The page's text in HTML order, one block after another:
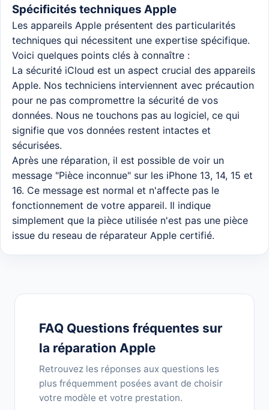
Spécificités techniques Apple
Les appareils Apple présentent des particularités
techniques qui nécessitent une expertise spécifique.
Voici quelques points clés à connaître :
La sécurité iCloud est un aspect crucial des appareils
Apple. Nos techniciens interviennent avec précaution
pour ne pas compromettre la sécurité de vos
données. Nous ne touchons pas au logiciel, ce qui
signifie que vos données restent intactes et
sécurisées.
Après une réparation, il est possible de voir un
message "Pièce inconnue" sur les iPhone 13, 14, 15 et
16. Ce message est normal et n'affecte pas le
fonctionnement de votre appareil. Il indique
simplement que la pièce utilisée n'est pas une pièce
issue du reseau de réparateur Apple certifié.
FAQ Questions fréquentes sur
la réparation Apple
Retrouvez les réponses aux questions les
plus fréquemment posées avant de choisir
votre modèle et votre prestation.